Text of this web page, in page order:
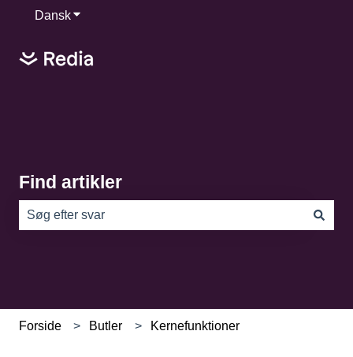
DanskVis undermenu for oversættelser
Find artikler
Forside Butler Kernefunktioner